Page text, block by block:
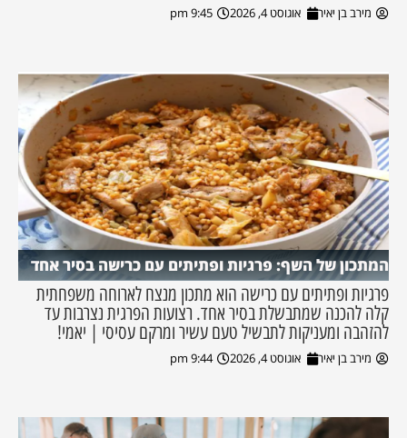
מירב בן יאיר אוגוסט 4, 2026 9:45 pm
המתכון של השף: פרגיות ופתיתים עם כרישה בסיר אחד
פרגיות ופתיתים עם כרישה הוא מתכון מנצח לארוחה משפחתית
קלה להכנה שמתבשלת בסיר אחד. רצועות הפרגית נצרבות עד
להזהבה ומעניקות לתבשיל טעם עשיר ומרקם עסיסי | יאמי!
מירב בן יאיר אוגוסט 4, 2026 9:44 pm